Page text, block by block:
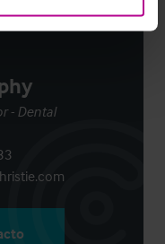
- Dental